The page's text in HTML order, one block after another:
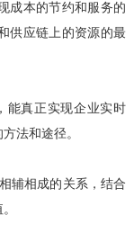
成本的节约和服务的
供应链上的资源的最
能真正实现企业实时
法和途径。
辅相成的关系，结合